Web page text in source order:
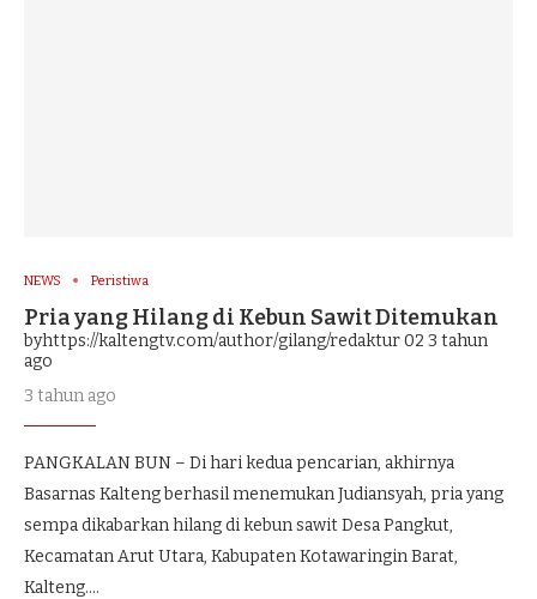
NEWS Peristiwa
Pria yang Hilang di Kebun Sawit Ditemukan
byhttps://kaltengtv.com/author/gilang/redaktur 02 3 tahun
ago
3 tahun ago
PANGKALAN BUN – Di hari kedua pencarian, akhirnya
Basarnas Kalteng berhasil menemukan Judiansyah, pria yang
sempa dikabarkan hilang di kebun sawit Desa Pangkut,
Kecamatan Arut Utara, Kabupaten Kotawaringin Barat,
Kalteng.…